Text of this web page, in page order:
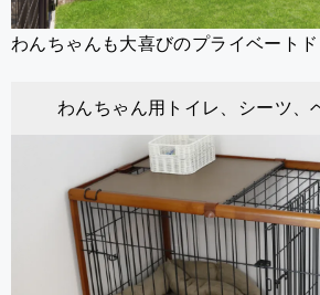
わんちゃんも大喜びのプライベートド
わんちゃん用トイレ、シーツ、